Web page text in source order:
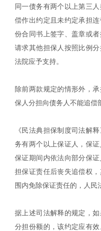
同一债务有两个以上第三
偿作出约定且未约定承担
份合同书上签字、盖章或
请求其他担保人按照比例
法院应予支持。
除前两款规定的情形外，
保人分担向债务人不能追偿
《民法典担保制度司法解
务有两个以上保证人，保
保证期间内依法向部分保
担保证责任后丧失追偿权
围内免除保证责任的，人民
据上述司法解释的规定，
分担份额的，该约定应有